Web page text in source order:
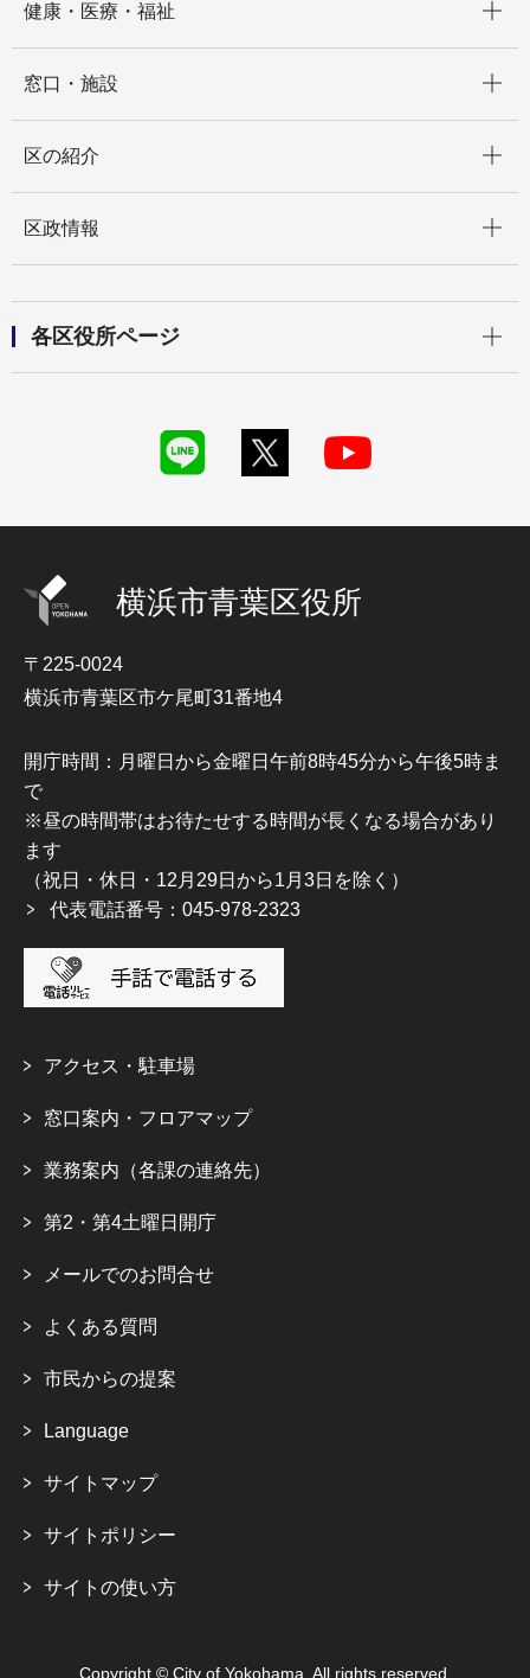
健康・医療・福祉
窓口・施設
区の紹介
区政情報
各区役所ページ
横浜市青葉区役所
〒225-0024
横浜市青葉区市ケ尾町31番地4
開庁時間：月曜日から金曜日午前8時45分から午後5時ま
で
※昼の時間帯はお待たせする時間が長くなる場合があり
ます
（祝日・休日・12月29日から1月3日を除く）
代表電話番号：045-978-2323
アクセス・駐車場
窓口案内・フロアマップ
業務案内（各課の連絡先）
第2・第4土曜日開庁
メールでのお問合せ
よくある質問
市民からの提案
Language
サイトマップ
サイトポリシー
サイトの使い方
Copyright © City of Yokohama. All rights reserved.